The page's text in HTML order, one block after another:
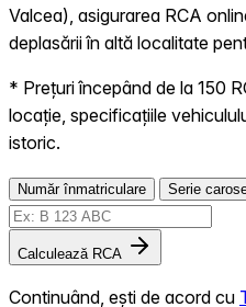
Valcea), asigurarea RCA
deplasării în altă localitate
* Prețuri începând de la 150
locație, specificațiile
istoric.
Număr înmatriculare Serie
Calculează RCA
Continuând, ești de acord cu